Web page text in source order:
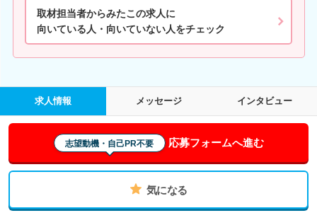
取材担当者からみたこの求人に
向いている人・向いていない人をチェック
求人情報 メッセージ インタビュー
志望動機・自己PR不要 応募フォームへ進む
気になる